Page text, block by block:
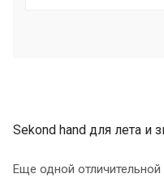
Sekond hand для лета и
Еще одной